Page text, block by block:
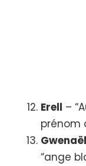
Erell –
prénom
“ange